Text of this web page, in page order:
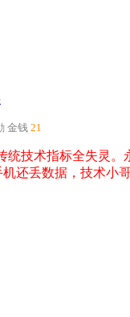
金钱 21
统技术指标全失灵
还丢数据，技术小